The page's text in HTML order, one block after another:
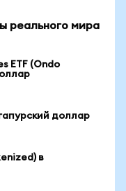
реального мира
ETF (Ondo
доллар
в